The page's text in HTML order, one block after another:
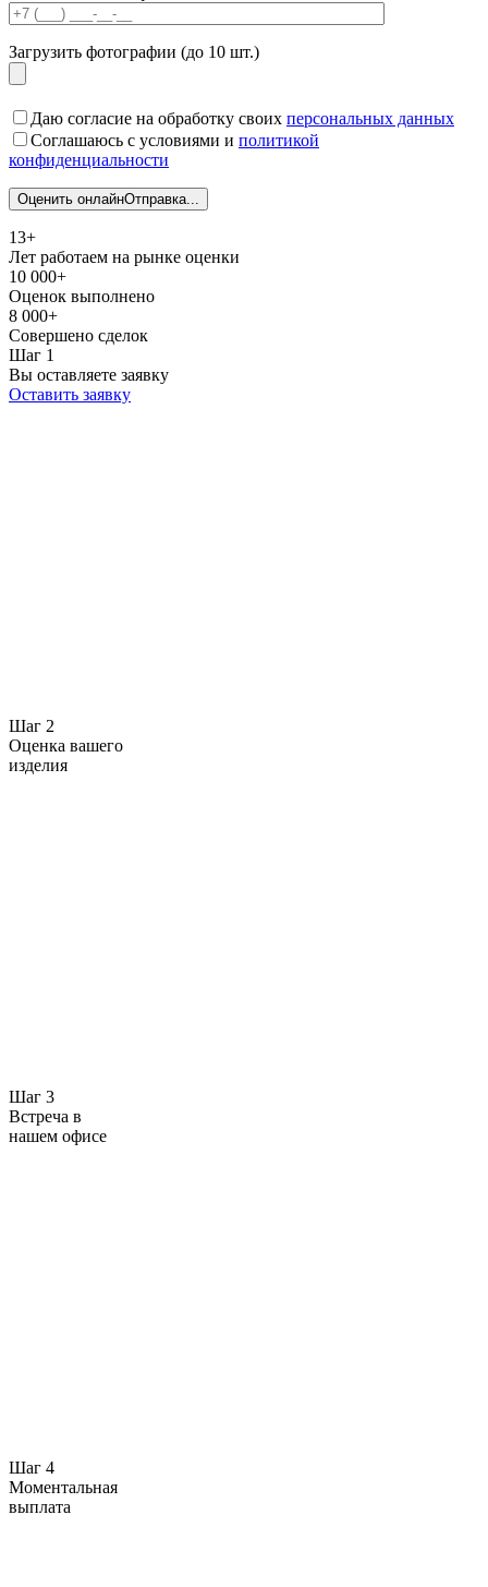
Загрузить фотографии (до 10 шт.)
Даю согласие на обработку своих персональных данных
Соглашаюсь с условиями и политикой
конфиденциальности
Оценить онлайнОтправка...
13+
Лет работаем на рынке оценки
10 000+
Оценок выполнено
8 000+
Совершено сделок
Шаг 1
Вы оставляете заявку
Оставить заявку
Шаг 2
Оценка вашего
изделия
Шаг 3
Встреча в
нашем офисе
Шаг 4
Моментальная
выплата